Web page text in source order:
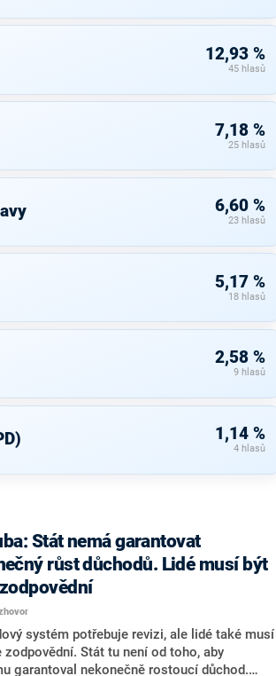
12,93 %
45 hlasů
7,18 %
25 hlasů
6,60 %
23 hlasů
5,17 %
18 hlasů
2,58 %
9 hlasů
1,14 %
4 hlasů
růst důchodů. Lidé musí být
systém potřebuje revizi, ale lidé také musí
zodpovědní. Stát tu není od toho, aby
garantoval nekonečně rostoucí důchod.